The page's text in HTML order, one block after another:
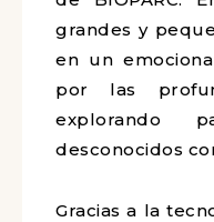
grandes y
en un
por las
explorando
desconocidos
Gracias a la